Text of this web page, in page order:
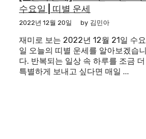
수요일 | 띠별 운세
2022년 12월 20일 by 김민아
재미로 보는 2022년 12월 21일 수요
일 오늘의 띠별 운세를 알아보겠습니
다. 반복되는 일상 속 하루를 조금 더
특별하게 보내고 싶다면 매일 ...